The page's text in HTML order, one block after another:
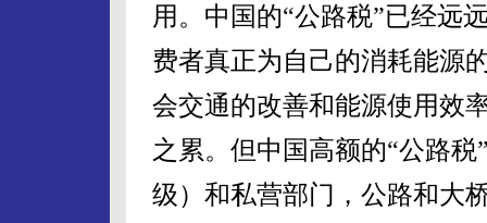
用。中国的“公路税”已经远
费者真正为自己的消耗能源
会交通的改善和能源使用效
之累。但中国高额的“公路
级）和私营部门，公路和大